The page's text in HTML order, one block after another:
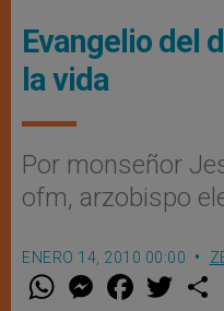
Evangelio del
la vida
Por monseñor
ofm, arzobispo
ENERO 14, 2010 00:00
W M
e
F
a w